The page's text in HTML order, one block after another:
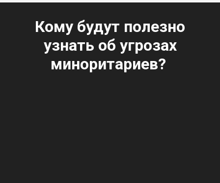
Кому будут полезно
узнать об угрозах
миноритариев?